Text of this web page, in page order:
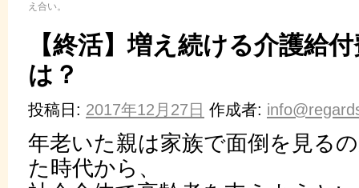
え合い。
【終活】増え続ける介護給
は？
投稿日: 2017年12月27日 作成者:
年老いた親は家族で面倒を見る
た時代から、